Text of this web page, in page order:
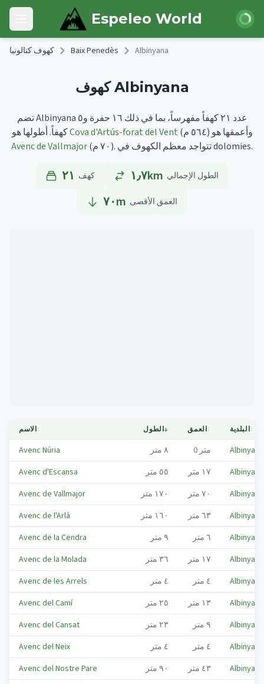
Skip to main content
Open main menu Espeleo World الدخول
كهوف كتالونيا Baix Penedès Albinyana
كهوف Albinyana
تضم Albinyana عدد ٢١ كهفاً مفهرساً، بما في ذلك ١٦ حفرة و٥
كهفاً.أطولها هوCova d'Artús-forat del Vent (٥٦٤ م) وأعمقها هو
Avenc de Vallmajor
(٧٠ م). تتواجد معظم الكهوف في dolomies.
٢١ كهف ١٫٧km الطول الإجمالي
٧٠m العمق الأقصى
الاسم↕ الطول↓ العمق↕ البلدية↕
Avenc Núria ٨ متر 0 متر
Albinyana
Avenc d'Escansa
٥٥ متر ١٧ متر
Albinyana
Avenc de Vallmajor
١٧٠ متر ٧٠ متر
Albinyana
Avenc de l'Arlà
١٦٠ متر ٦٣ متر
Albinyana
Avenc de la Cendra
٩ متر ٦ متر
Albinyana
Avenc de la Molada
٣٦ متر ١٧ متر
Albinyana
Avenc de les Arrels
٤ متر ٤ متر
Albinyana
Avenc del Camí
٢٥ متر ١٣ متر
Albinyana
Avenc del Cansat
٢٣ متر ٩ متر
Albinyana
Avenc del Neix
٤ متر ٤ متر
Albinyana
Avenc del Nostre Pare
٩٠ متر ٤٣ متر
Albinyana